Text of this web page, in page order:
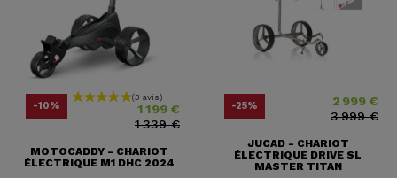
-10% Prix 1 199 €
Prix ​​habituel
1 339 €
MOTOCADDY - CHARIOT
ÉLECTRIQUE M1 DHC 2024
-25% 2 999 €
Prix ​​habituel
3 999 €
JUCAD - CHARIOT
ÉLECTRIQUE DRIVE SL
MASTER TITAN